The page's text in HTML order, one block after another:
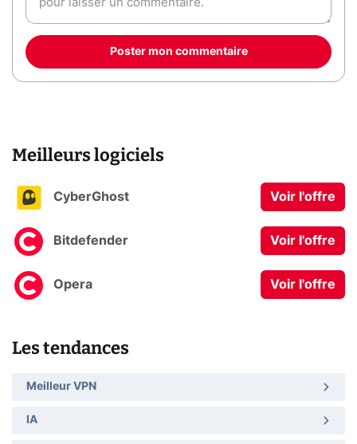
Poster mon commentaire
Meilleurs logiciels
CyberGhost Voir l'offre
Bitdefender Voir l'offre
Opera Voir l'offre
Les tendances
Meilleur VPN
IA